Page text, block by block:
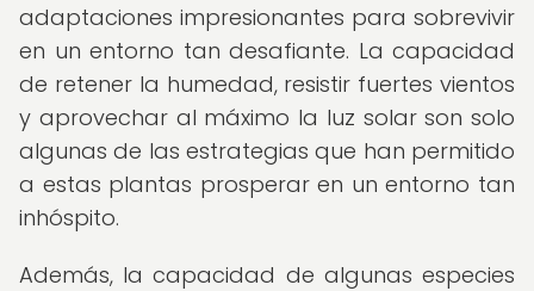
adaptaciones impresionantes para sobrevivir
en un entorno tan desafiante. La capacidad
de retener la humedad, resistir fuertes vientos
y aprovechar al máximo la luz solar son solo
algunas de las estrategias que han permitido
a estas plantas prosperar en un entorno tan
inhóspito.
Además, la capacidad de algunas especies